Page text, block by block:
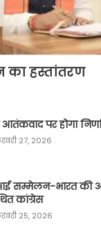
का हस्तांतरण
पर होगा
27, 2026
सम्मेलन-भारत की
कांग्रेस
25, 2026